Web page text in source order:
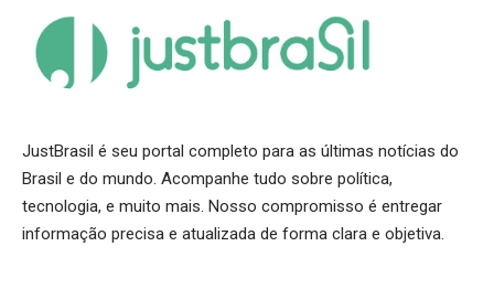
JustBrasil é seu portal completo para as últimas notícias do
Brasil e do mundo. Acompanhe tudo sobre política,
tecnologia, e muito mais. Nosso compromisso é entregar
informação precisa e atualizada de forma clara e objetiva.